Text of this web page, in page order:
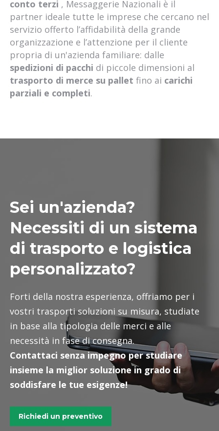
conto terzi , Messaggerie Nazionali è il
partner ideale tutte le imprese che cercano nel
servizio offerto l’affidabilità della grande
organizzazione e l’attenzione per il cliente
propria di un'azienda familiare: dalle
spedizioni di pacchi di piccole dimensioni al
trasporto di merce su pallet fino ai carichi
parziali e completi.
Sei un'azienda?
Necessiti di un sistema
di trasporto e logistica
personalizzato?
Forti della nostra esperienza, offriamo per i
vostri trasporti soluzioni su misura, studiate
in base alla tipologia delle merci e alle
necessità in fase di consegna.
Contattaci senza impegno per studiare
insieme la miglior soluzione in grado di
soddisfare le tue esigenze!
Richiedi un preventivo